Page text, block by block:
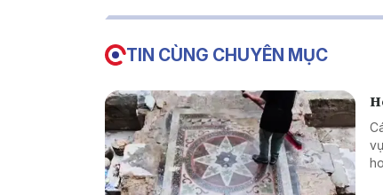
TIN CÙNG CHUYÊN MỤC